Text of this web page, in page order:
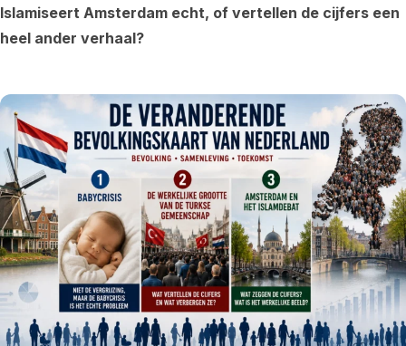
Islamiseert Amsterdam echt, of vertellen de cijfers een
heel ander verhaal?